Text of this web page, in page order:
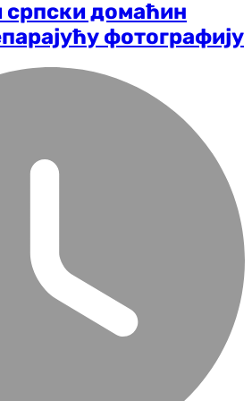
српски домаћин
фотографију